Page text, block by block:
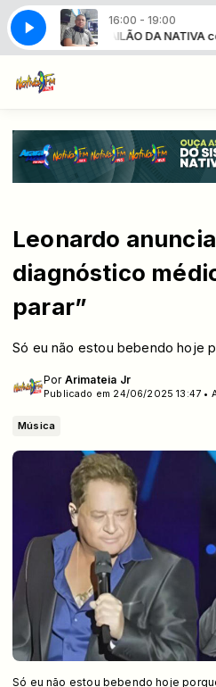
16:00 - 19:00
GomesBAILÃO DA NATIVA com
FM A VOZ DO BRASIL com
Leonardo
diagnóstico
parar”
Só eu não estou bebendo hoje
Por Arimateia Jr
Publicado em 24/06/2025 13:47 •
Música
Só eu não estou bebendo hoje